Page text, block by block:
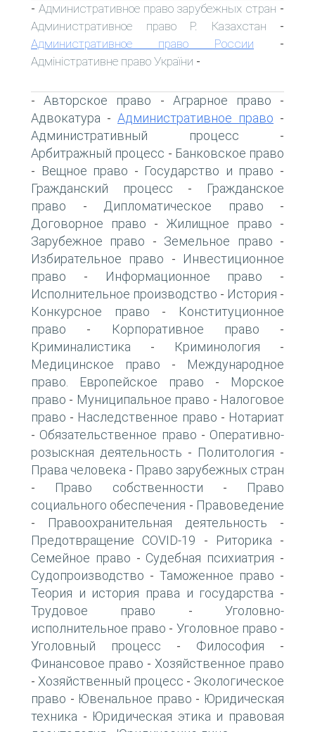
- Административное право зарубежных стран -
Административное право Р. Казахстан -
Административное право России -
Адміністративне право України -
-Авторское право - Аграрное право -
Адвокатура - Административное право -
Административный процесс -
Арбитражный процесс - Банковское право
- Вещное право - Государство и право -
Гражданский процесс -
Гражданское
право - Дипломатическое право -
Договорное право - Жилищное право -
Зарубежное право - Земельное право -
Избирательное право -
Инвестиционное
право - Информационное право -
Исполнительное производство - История -
Конкурсное право -
Конституционное
право - Корпоративное право -
Криминалистика - Криминология -
Медицинское право -
Международное
право. Европейское право -
Морское
право - Муниципальное право - Налоговое
право - Наследственное право - Нотариат
- Обязательственное право - Оперативно-
розыскная деятельность - Политология -
Права человека - Право зарубежных стран
- Право собственности -
Право
социального обеспечения - Правоведение
- Правоохранительная деятельность -
Предотвращение COVID-19 - Риторика -
Семейное право - Судебная психиатрия -
Судопроизводство - Таможенное право -
Теория и история права и государства -
Трудовое право -Уголовно-
исполнительное право - Уголовное право -
Уголовный процесс - Философия -
Финансовое право - Хозяйственное право
- Хозяйственный процесс - Экологическое
право - Ювенальное право - Юридическая
техника - Юридическая этика и правовая